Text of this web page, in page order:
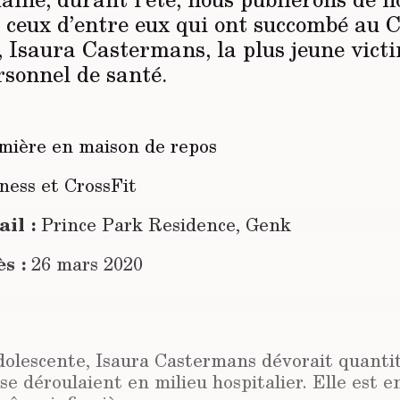
d’entre eux qui ont succombé au
Isaura Castermans, la plus jeune
de santé.
en maison de repos
et CrossFit
: Prince Park Residence, Genk
: 26 mars 2020
Isaura Castermans dévorait
déroulaient en milieu hospitalier. Elle est